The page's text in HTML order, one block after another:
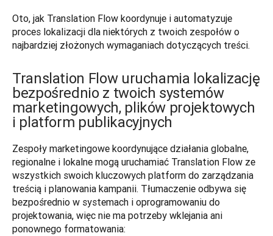
Oto, jak Translation Flow koordynuje i automatyzuje
proces lokalizacji dla niektórych z twoich zespołów o
najbardziej złożonych wymaganiach dotyczących treści.
Translation Flow uruchamia lokalizację
bezpośrednio z twoich systemów
marketingowych, plików projektowych
i platform publikacyjnych
Zespoły marketingowe koordynujące działania globalne,
regionalne i lokalne mogą uruchamiać Translation Flow ze
wszystkich swoich kluczowych platform do zarządzania
treścią i planowania kampanii. Tłumaczenie odbywa się
bezpośrednio w systemach i oprogramowaniu do
projektowania, więc nie ma potrzeby wklejania ani
ponownego formatowania: